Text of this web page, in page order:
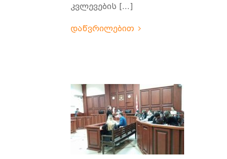
კვლევების […]
დაწვრილებით